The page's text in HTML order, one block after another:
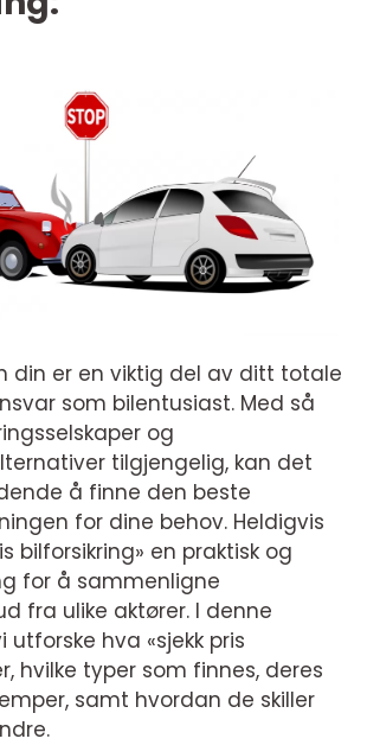
din er en viktig del av ditt totale
som bilentusiast. Med så
og
tilgjengelig, kan det
å finne den beste
for dine behov. Heldigvis
bilforsikring» en praktisk og
for å sammenligne
fra ulike aktører. I denne
utforske hva «sjekk pris
hvilke typer som finnes, deres
samt hvordan de skiller